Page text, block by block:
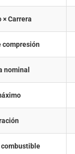
× Carrera
compresión
nominal